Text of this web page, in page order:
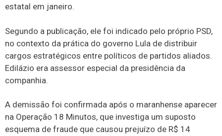
estatal em janeiro.
Segundo a publicação, ele foi indicado pelo próprio PSD,
no contexto da prática do governo Lula de distribuir
cargos estratégicos entre políticos de partidos aliados.
Edilázio era assessor especial da presidência da
companhia.
A demissão foi confirmada após o maranhense aparecer
na Operação 18 Minutos, que investiga um suposto
esquema de fraude que causou prejuízo de R$ 14